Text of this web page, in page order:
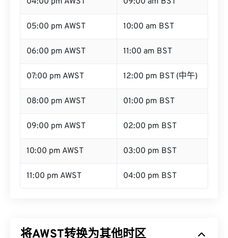
05:00 pm AWST 10:00 am BST
06:00 pm AWST 11:00 am BST
07:00 pm AWST 12:00 pm BST (中午)
08:00 pm AWST 01:00 pm BST
09:00 pm AWST 02:00 pm BST
10:00 pm AWST 03:00 pm BST
11:00 pm AWST 04:00 pm BST
将AWST转换为其他时区